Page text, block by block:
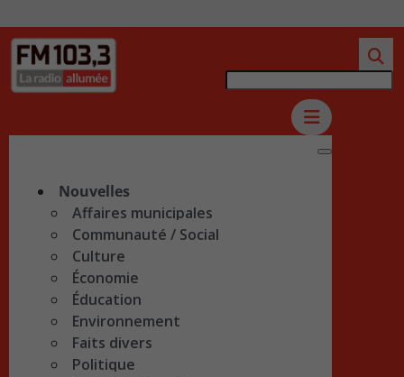
Nouvelles
Affaires municipales
Communauté / Social
Culture
Économie
Éducation
Environnement
Faits divers
Politique